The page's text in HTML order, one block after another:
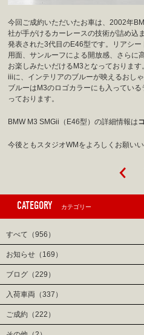
今回ご成約いただいたお車は、2002年
社が手がけるカーレースの技術が詰め込
発表された3代目のE46型です。リアシ
用面、サンルーフによる開放感、さらに
お楽しみたいだけるM3となっておりま
iiiに、インテリアのブルーが映えるおし
ブルーはM3のロゴカラーにも入ってい
っております。
BMW M3 SMGii（E46型）の詳細情報は
今後ともスタジオWMをよろしくお願いい
CATEGORY カテゴリー
すべて（956）
お知らせ（169）
ブログ（229）
入荷車両（337）
ご成約（222）